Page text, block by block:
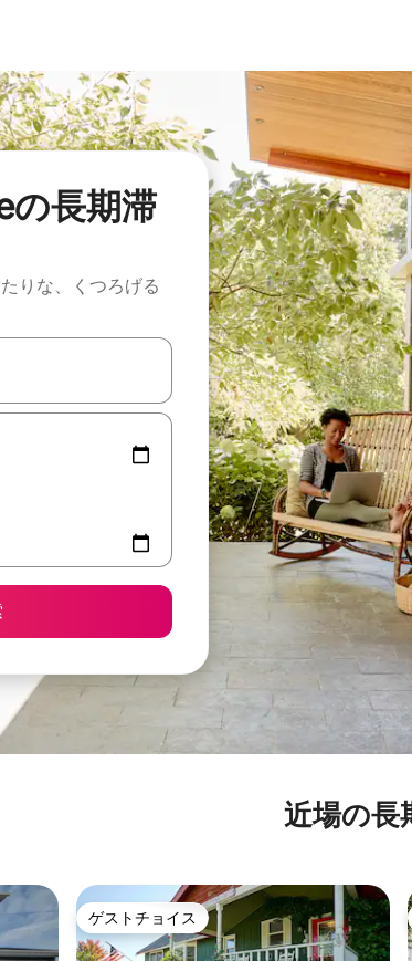
の長期滞
りな、くつろげる
の矢印キーを使って移動するか、画面をタッチまたはス
近場の長
ゲストチョイス
ゲストチョイス